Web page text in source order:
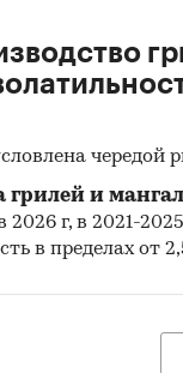
чередой
и
г, в 2021-
в пределах от